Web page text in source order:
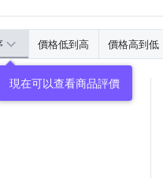
價格低到高 價格高到低
4XL可選)